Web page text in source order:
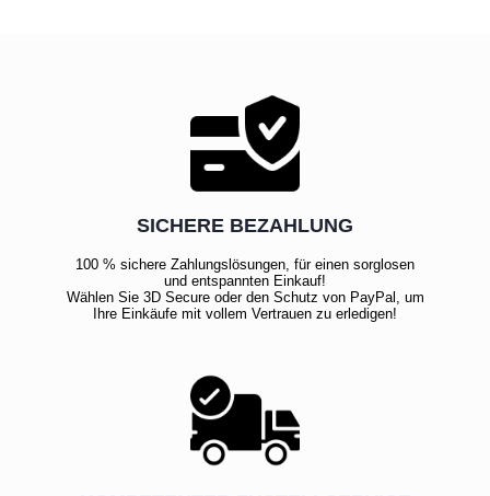
SICHERE BEZAHLUNG
100 % sichere Zahlungslösungen, für einen sorglosen
und entspannten Einkauf!
Wählen Sie 3D Secure oder den Schutz von PayPal, um
Ihre Einkäufe mit vollem Vertrauen zu erledigen!